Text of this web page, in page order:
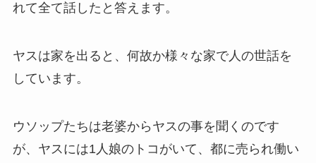
れて全て話したと答えます。
ヤスは家を出ると、何故か様々な家で人の世話を
しています。
ウソップたちは老婆からヤスの事を聞くのです
が、ヤスには1人娘のトコがいて、都に売られ働い